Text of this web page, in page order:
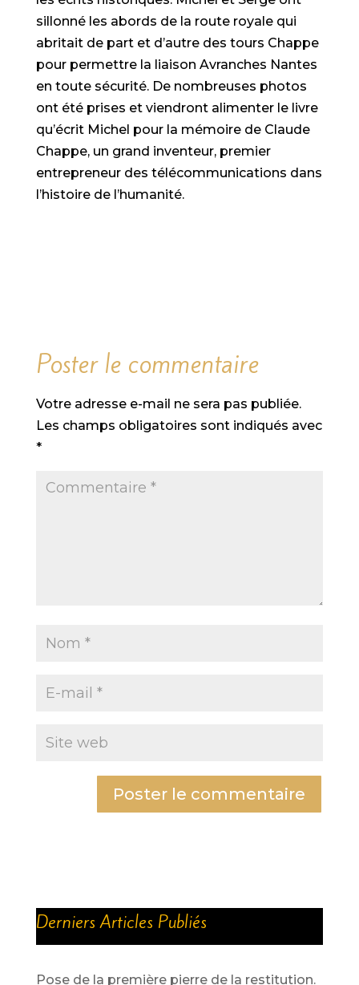
sillonné les abords de la route royale qui
abritait de part et d’autre des tours Chappe
pour permettre la liaison Avranches Nantes
en toute sécurité. De nombreuses photos
ont été prises et viendront alimenter le livre
qu’écrit Michel pour la mémoire de Claude
Chappe, un grand inventeur, premier
entrepreneur des télécommunications dans
l’histoire de l’humanité.
Poster le commentaire
Votre adresse e-mail ne sera pas publiée.
Les champs obligatoires sont indiqués avec
*
r
n
t
Derniers Articles Publiés
Pose de la première pierre de la restitution.